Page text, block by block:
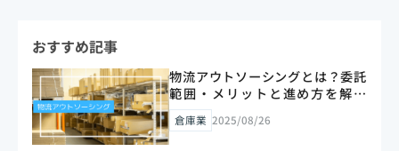
おすすめ記事
物流アウトソーシングとは？委託
範囲・メリットと進め方を解説
【2026年版】
倉庫業 2025/08/26